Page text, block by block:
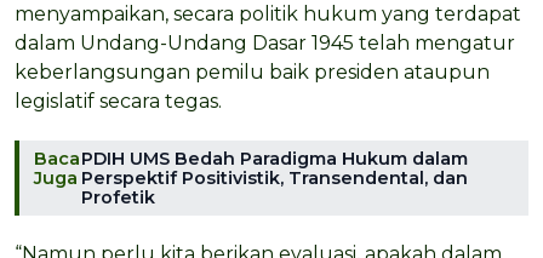
menyampaikan, secara politik hukum yang terdapat
dalam Undang-Undang Dasar 1945 telah mengatur
keberlangsungan pemilu baik presiden ataupun
legislatif secara tegas.
Baca
Juga
PDIH UMS Bedah Paradigma Hukum dalam
Perspektif Positivistik, Transendental, dan
Profetik
“Namun perlu kita berikan evaluasi, apakah dalam